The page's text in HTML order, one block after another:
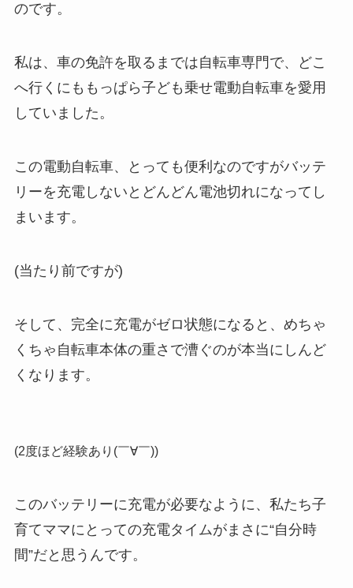
のです。
私は、車の免許を取るまでは自転車専門で、どこ
へ行くにももっぱら子ども乗せ電動自転車を愛用
していました。
この電動自転車、とっても便利なのですがバッテ
リーを充電しないとどんどん電池切れになってし
まいます。
(当たり前ですが)
そして、完全に充電がゼロ状態になると、めちゃ
くちゃ自転車本体の重さで漕ぐのが本当にしんど
くなります。
(2度ほど経験あり(￣∀￣))
このバッテリーに充電が必要なように、私たち子
育てママにとっての充電タイムがまさに“自分時
間”だと思うんです。